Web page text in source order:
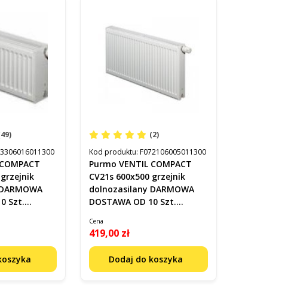
grzejnik
Szt.
(2)
Kod produktu: F072106005011300
Purmo VENTIL COMPACT
CV21s 600x500 grzejnik
dolnozasilany DARMOWA
DOSTAWA OD 10 Szt.
Cena
419,00 zł
Dodaj do koszyka